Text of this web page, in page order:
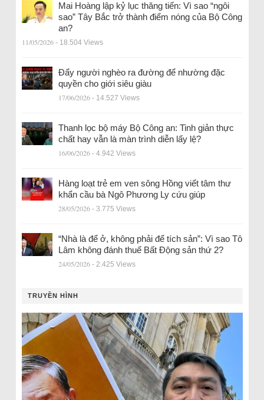
Mai Hoàng lập kỷ lục thăng tiến: Vì sao “ngôi
sao” Tây Bắc trở thành điểm nóng của Bộ Công
an?
11/05/2026 - 18.504 Views
Đẩy người nghèo ra đường để nhường đặc
quyền cho giới siêu giàu
17/06/2026 - 14.527 Views
Thanh lọc bộ máy Bộ Công an: Tinh giản thực
chất hay vẫn là màn trình diễn lấy lệ?
16/06/2026 - 4.942 Views
Hàng loạt trẻ em ven sông Hồng viết tâm thư
khẩn cầu bà Ngô Phương Ly cứu giúp
28/05/2026 - 3.775 Views
“Nhà là để ở, không phải để tích sản”: Vì sao Tô
Lâm không đánh thuế Bất Động sản thứ 2?
24/05/2026 - 2.425 Views
TRUYỀN HÌNH